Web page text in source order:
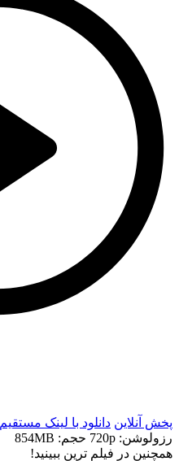
پخش آنلاین دانلود با لينک مستقيم
رزولوشن: 720p
حجم: 854MB
همچنين در فيلم ترين ببينيد!